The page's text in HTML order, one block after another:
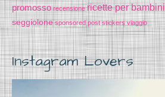
promosso recensione ricette per bambini
seggiolone sponsored post stickers viaggio
Instagram Lovers